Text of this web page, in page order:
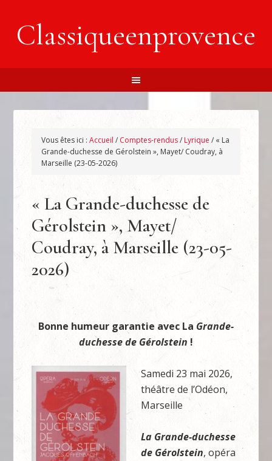
Classiqueenprovence
Vous êtes ici :Accueil / Comptes-rendus/ Lyrique / « La
Grande-duchesse de Gérolstein », Mayet/ Coudray, à
Marseille (23-05-2026)
« La Grande-duchesse de
Gérolstein », Mayet/
Coudray, à Marseille (23-05-
2026)
Bonne humeur garantie avec La Grande-
duchesse de Gérolstein !
Samedi 23 mai 2026,
théâtre de l’Odéon,
Marseille
La Grande-duchesse
de Gérolstein, opéra